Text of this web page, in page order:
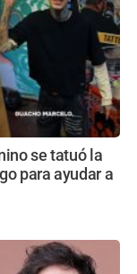
se tatuó la
para ayudar a